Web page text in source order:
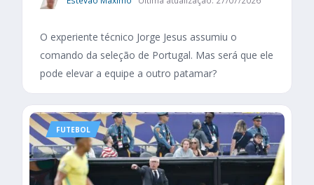
O experiente técnico Jorge Jesus assumiu o
comando da seleção de Portugal. Mas será que ele
pode elevar a equipe a outro patamar?
FUTEBOL